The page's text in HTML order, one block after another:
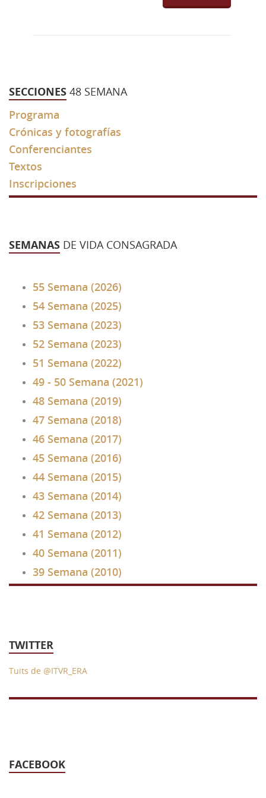
40 Semana (2011)
SECCIONES 48 SEMANA
Programa
Crónicas y fotografías
Conferenciantes
Textos
Inscripciones
SEMANAS DE VIDA CONSAGRADA
55 Semana (2026)
54 Semana (2025)
53 Semana (2023)
52 Semana (2023)
51 Semana (2022)
49 - 50 Semana (2021)
48 Semana (2019)
47 Semana (2018)
46 Semana (2017)
45 Semana (2016)
44 Semana (2015)
43 Semana (2014)
42 Semana (2013)
41 Semana (2012)
40 Semana (2011)
39 Semana (2010)
TWITTER
Tuits de @ITVR_ERA
FACEBOOK